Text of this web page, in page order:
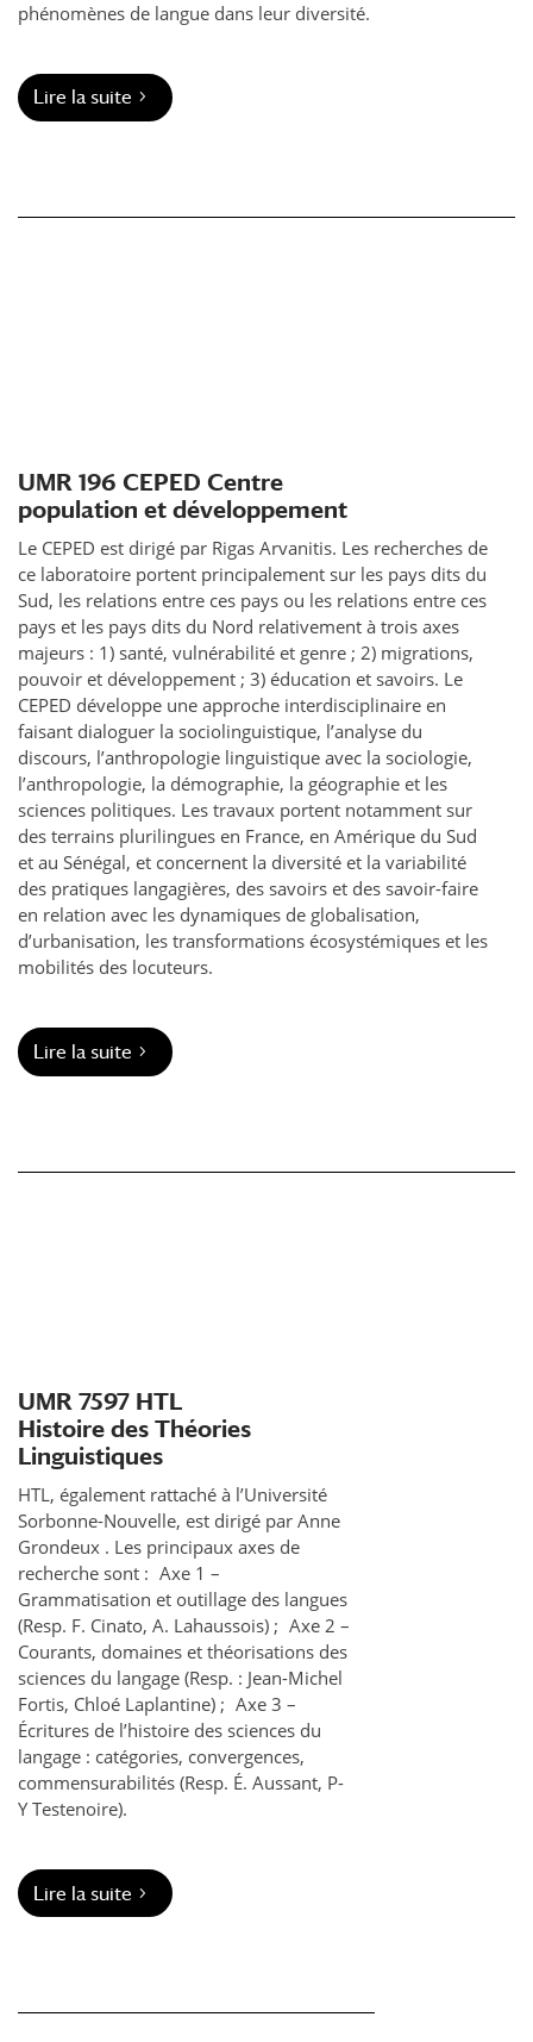
phénomènes de langue dans leur diversité.
Lire la suite
UMR 196 CEPED Centre
population et développement
Le CEPED est dirigé par Rigas Arvanitis. Les recherches de
ce laboratoire portent principalement sur les pays dits du
Sud, les relations entre ces pays ou les relations entre ces
pays et les pays dits du Nord relativement à trois axes
majeurs : 1) santé, vulnérabilité et genre ; 2) migrations,
pouvoir et développement ; 3) éducation et savoirs. Le
CEPED développe une approche interdisciplinaire en
faisant dialoguer la sociolinguistique, l’analyse du
discours, l’anthropologie linguistique avec la sociologie,
l’anthropologie, la démographie, la géographie et les
sciences politiques. Les travaux portent notamment sur
des terrains plurilingues en France, en Amérique du Sud
et au Sénégal, et concernent la diversité et la variabilité
des pratiques langagières, des savoirs et des savoir-faire
en relation avec les dynamiques de globalisation,
d’urbanisation, les transformations écosystémiques et les
mobilités des locuteurs.
Lire la suite
UMR 7597 HTL
Histoire des Théories
Linguistiques
HTL, également rattaché à l’Université
Sorbonne-Nouvelle, est dirigé par Anne
Grondeux . Les principaux axes de
recherche sont : Axe 1 –
Grammatisation et outillage des langues
(Resp. F. Cinato, A. Lahaussois) ; Axe 2 –
Courants, domaines et théorisations des
sciences du langage (Resp. : Jean-Michel
Fortis, Chloé Laplantine) ; Axe 3 –
Écritures de l’histoire des sciences du
langage : catégories, convergences,
commensurabilités (Resp. É. Aussant, P-
Y Testenoire).
Lire la suite